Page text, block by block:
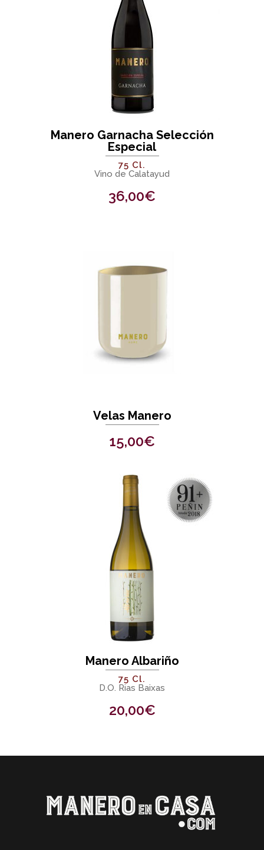
Manero Garnacha Selección
Especial
75 Cl.
Vino de Calatayud
36,00€
Velas Manero
15,00€
Manero Albariño
75 Cl.
D.O. Rias Baixas
20,00€